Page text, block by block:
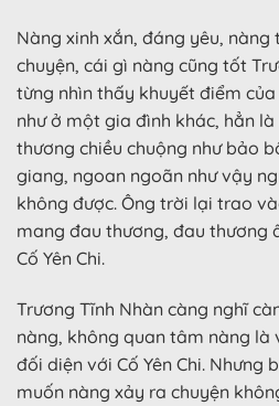
Nàng xinh xắn, đáng yêu, nàng
chuyện, cái gì nàng cũng tốt
từng nhìn thấy khuyết điểm
như ở một gia đình khác, hẳn
thương chiều chuộng như bảo
giang, ngoan ngoãn như vậy
không được. Ông trời lại trao
mang đau thương, đau thương
Cố Yên Chi.
Trương Tĩnh Nhàn càng nghĩ
nàng, không quan tâm nàng là
đối diện với Cố Yên Chi. Nhưng
muốn nàng xảy ra chuyện